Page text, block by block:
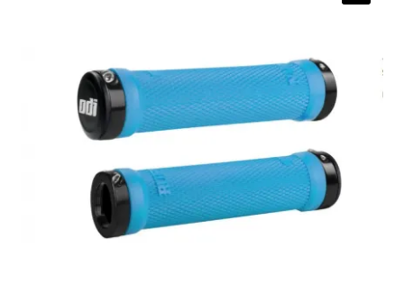
meniul
meniul
copil
ANVELOPE
Extinde
meniul
MENTENANTA
ALTE CATEGORII